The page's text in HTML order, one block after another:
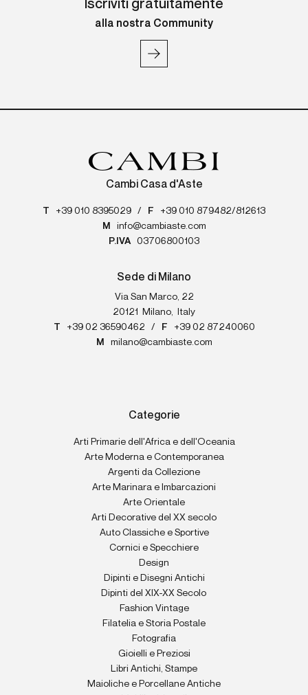
Iscriviti gratuitamente
alla nostra Community
Cambi Casa d'Aste
T +39 010 8395029 / F
+39 010 879482/812613
M
info@cambiaste.com
P.IVA
03706800103
Sede di Milano
Via San Marco, 22
20121
Milano
Italy
T
+39 02 36590462 / F
+39 02 87240060
M
milano@cambiaste.com
Categorie
Arti Primarie dell'Africa e dell'Oceania
Arte Moderna e Contemporanea
Argenti da Collezione
Arte Marinara e Imbarcazioni
Arte Orientale
Arti Decorative del XX secolo
Auto Classiche e Sportive
Cornici e Specchiere
Design
Dipinti e Disegni Antichi
Dipinti del XIX-XX Secolo
Fashion Vintage
Filatelia e Storia Postale
Fotografia
Gioielli e Preziosi
Libri Antichi, Stampe
Maioliche e Porcellane Antiche